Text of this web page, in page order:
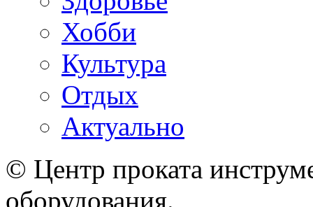
Хобби
Культура
Отдых
Актуально
© Центр проката
оборудования.